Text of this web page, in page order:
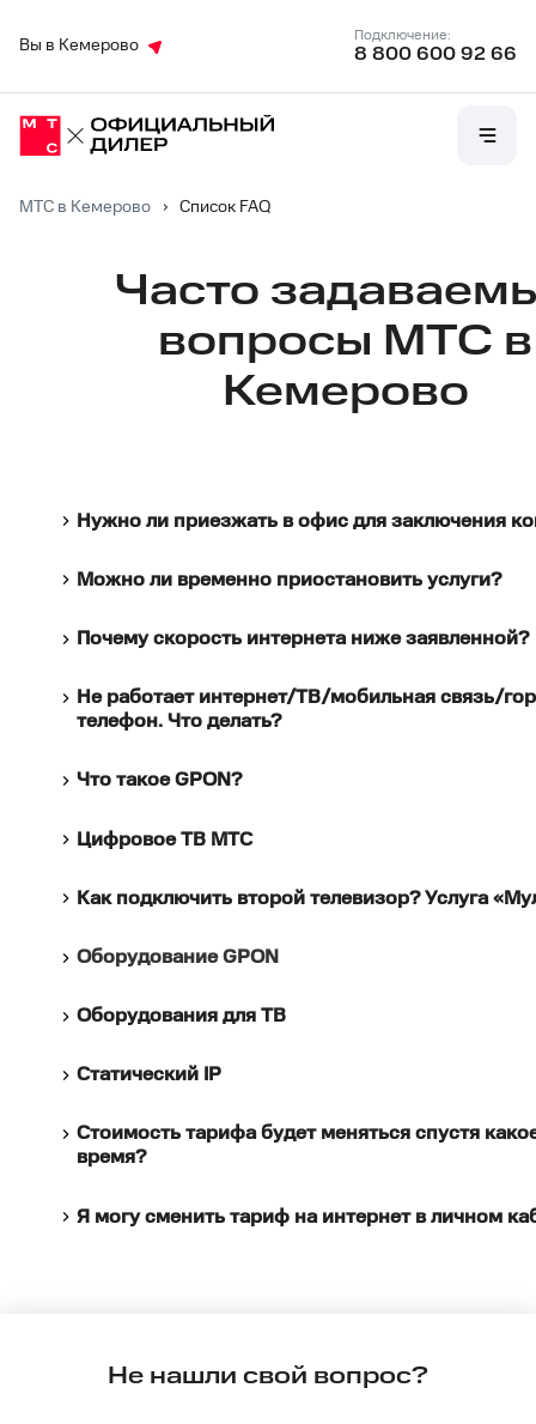
Вы в Кемерово
Подключение:
8 800 600 92 66
МТС в Кемерово › Список FAQ
Часто
вопросы МТС в
Кемерово
Списки
вопросов
Нужно ли приезжать в офис для заключения
Можно ли временно приостановить услуги?
Почему скорость интернета ниже заявленной?
Не работает интернет/ТВ/мобильная связь/
телефон. Что делать?
Что такое GPON?
Цифровое ТВ МТС
Как подключить второй телевизор? Услуга
Оборудование GPON
Оборудования для ТВ
Статический IP
Стоимость тарифа будет меняться спустя
время?
Я могу сменить тариф на интернет в личном
Не нашли свой вопрос?